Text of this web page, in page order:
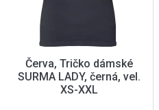
Červa, Tričko dámské
SURMA LADY, černá, vel.
XS-XXL